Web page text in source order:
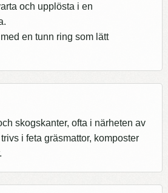
och upplösta i en
en tunn ring som lätt
skogskanter, ofta i närheten av
i feta gräsmattor, komposter